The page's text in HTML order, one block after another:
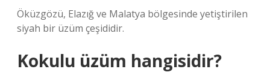
Öküzgözü, Elazığ ve Malatya bölgesinde yetiştirilen
siyah bir üzüm çeşididir.
Kokulu üzüm hangisidir?